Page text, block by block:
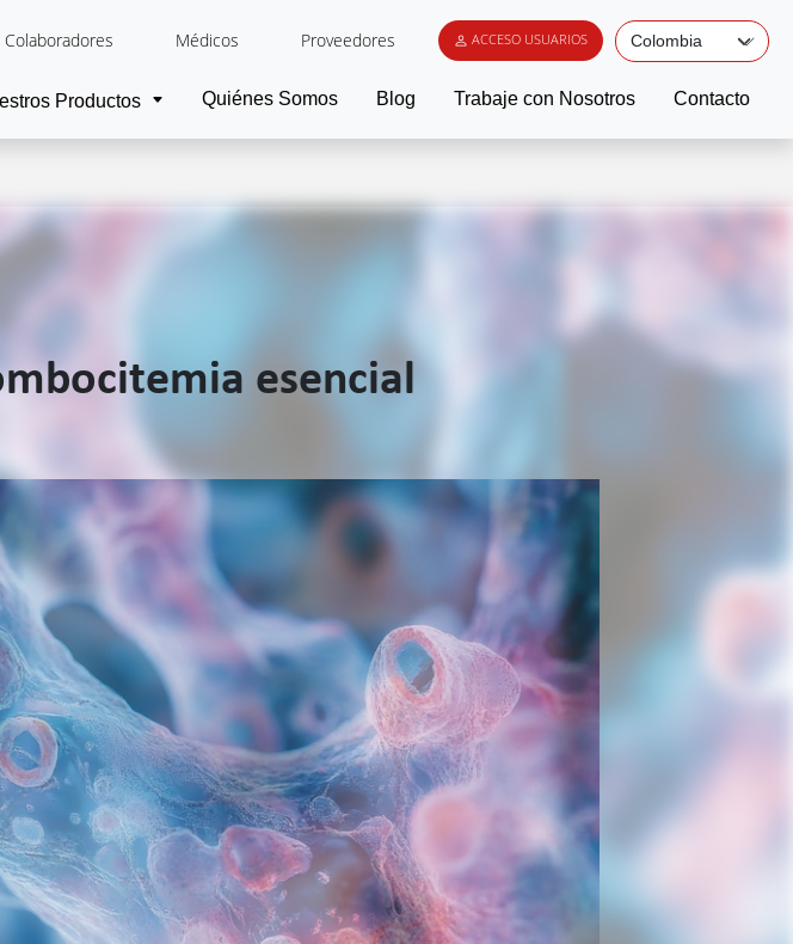
Colaboradores Médicos Proveedores ACCESO USUARIOS
Productos Quiénes Somos Blog Trabaje con Nosotros Contacto
esencial